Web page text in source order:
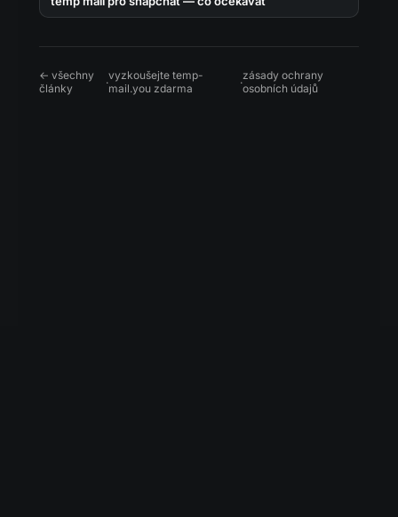
← všechny
články
·vyzkoušejte temp-
mail.you zdarma
·zásady ochrany
osobních údajů